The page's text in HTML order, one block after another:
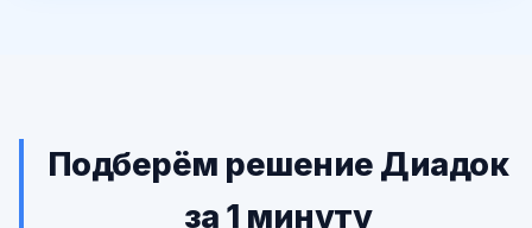
Подберём решение Диадок
за 1 минуту